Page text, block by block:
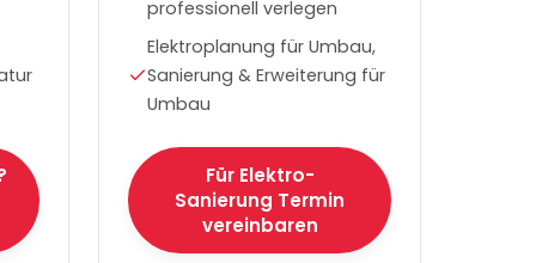
professionell verlegen
Elektroplanung für Umbau,
Sanierung & Erweiterung für
Umbau
Für Elektro-
Sanierung Termin
vereinbaren